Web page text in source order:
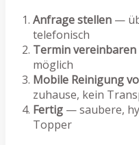
Anfrage stellen —
telefonisch
Termin vereinbaren
möglich
Mobile Reinigung
zuhause, kein
Fertig — saubere,
Topper